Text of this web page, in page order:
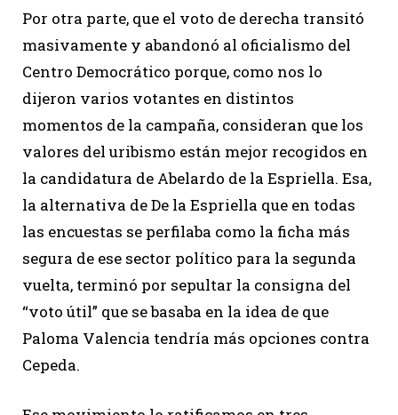
Por otra parte, que el voto de derecha transitó
masivamente y abandonó al oficialismo del
Centro Democrático porque, como nos lo
dijeron varios votantes en distintos
momentos de la campaña, consideran que los
valores del uribismo están mejor recogidos en
la candidatura de Abelardo de la Espriella. Esa,
la alternativa de De la Espriella que en todas
las encuestas se perfilaba como la ficha más
segura de ese sector político para la segunda
vuelta, terminó por sepultar la consigna del
“voto útil” que se basaba en la idea de que
Paloma Valencia tendría más opciones contra
Cepeda.